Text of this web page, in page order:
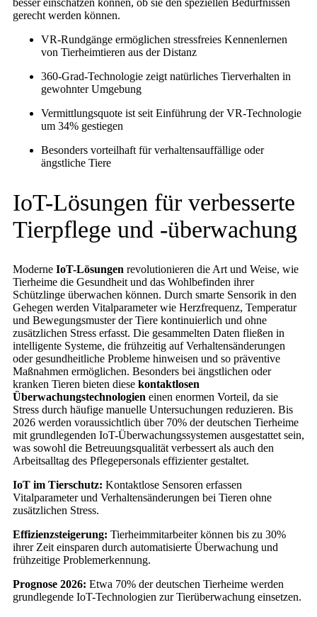
gerecht werden können.
VR-Rundgänge ermöglichen stressfreies Kennenlernen
von Tierheimtieren aus der Distanz
360-Grad-Technologie zeigt natürliches Tierverhalten in
gewohnter Umgebung
Vermittlungsquote ist seit Einführung der VR-Technologie
um 34% gestiegen
Besonders vorteilhaft für verhaltensauffällige oder
ängstliche Tiere
IoT-Lösungen für verbesserte
Tierpflege und -überwachung
Moderne IoT-Lösungen revolutionieren die Art und Weise, wie
Tierheime die Gesundheit und das Wohlbefinden ihrer
Schützlinge überwachen können. Durch smarte Sensorik in den
Gehegen werden Vitalparameter wie Herzfrequenz, Temperatur
und Bewegungsmuster der Tiere kontinuierlich und ohne
zusätzlichen Stress erfasst. Die gesammelten Daten fließen in
intelligente Systeme, die frühzeitig auf Verhaltensänderungen
oder gesundheitliche Probleme hinweisen und so präventive
Maßnahmen ermöglichen. Besonders bei ängstlichen oder
kranken Tieren bieten diese kontaktlosen
Überwachungstechnologien einen enormen Vorteil, da sie
Stress durch häufige manuelle Untersuchungen reduzieren. Bis
2026 werden voraussichtlich über 70% der deutschen Tierheime
mit grundlegenden IoT-Überwachungssystemen ausgestattet sein,
was sowohl die Betreuungsqualität verbessert als auch den
Arbeitsalltag des Pflegepersonals effizienter gestaltet.
IoT im Tierschutz: Kontaktlose Sensoren erfassen
Vitalparameter und Verhaltensänderungen bei Tieren ohne
zusätzlichen Stress.
Effizienzsteigerung: Tierheimmitarbeiter können bis zu 30%
ihrer Zeit einsparen durch automatisierte Überwachung und
frühzeitige Problemerkennung.
Prognose 2026: Etwa 70% der deutschen Tierheime werden
grundlegende IoT-Technologien zur Tierüberwachung einsetzen.